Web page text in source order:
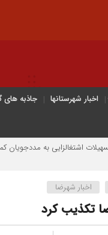
اخبار شهرستانها جاذبه های
اخبار شهرضا
تکذیب کرد